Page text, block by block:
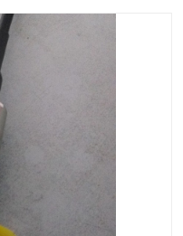
精巧型压力变送器
雷达料位计
罐旁显示仪
电容物位计